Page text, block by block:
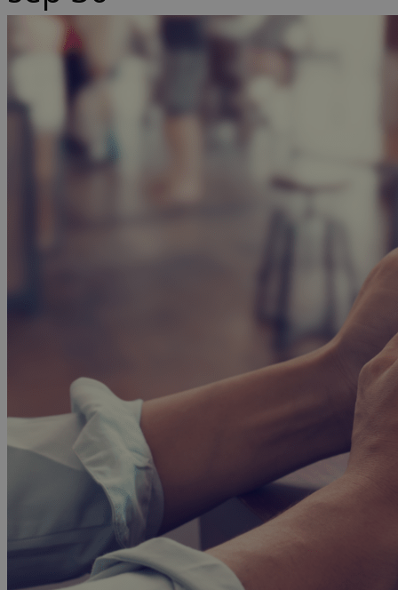
Academy & Events
Friday Snack
Opleidingen